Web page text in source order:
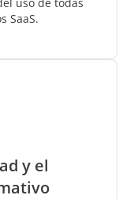
SaaS.
y el